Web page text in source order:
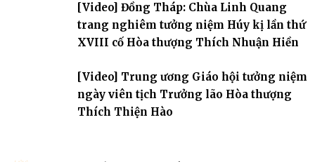
[Video] Đồng Tháp: Chùa Linh Quang
trang nghiêm tưởng niệm Húy kị lần thứ
XVIII cố Hòa thượng Thích Nhuận Hiền
[Video] Trung ương Giáo hội tưởng niệm
ngày viên tịch Trưởng lão Hòa thượng
Thích Thiện Hào